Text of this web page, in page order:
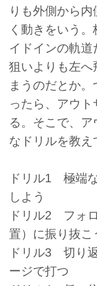
りも外側から
く動きをいう
イドインの軌
狙いよりも左へ
まうのだとか
ったら、アウ
る。そこで、
なドリルを教え
ドリル1 極端
しよう
ドリル2 フォ
置）に振り抜こ
ドリル3 切り
ージで打つ